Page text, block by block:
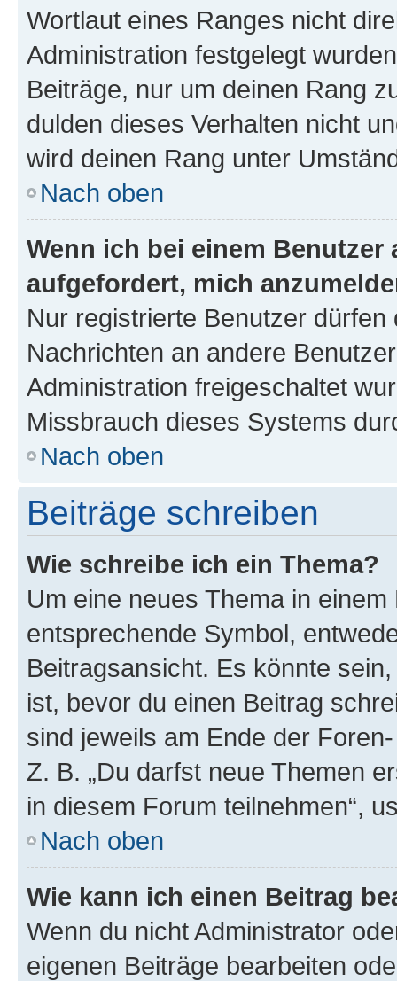
Wortlaut eines Ranges nicht
Administration festgelegt
Beiträge, nur um deinen Rang
dulden dieses Verhalten nicht
wird deinen Rang unter
Nach oben
Wenn ich bei einem
aufgefordert, mich
Nur registrierte Benutzer
Nachrichten an andere
Administration freigeschaltet
Missbrauch dieses Systems
Nach oben
Beiträge schreiben
Wie schreibe ich ein Thema?
Um eine neues Thema in
entsprechende Symbol,
Beitragsansicht. Es könnte
ist, bevor du einen Beitrag
sind jeweils am Ende der
Z. B. „Du darfst neue Themen
in diesem Forum teilnehmen“,
Nach oben
Wie kann ich einen Beitrag
Wenn du nicht Administrator
eigenen Beiträge bearbeiten